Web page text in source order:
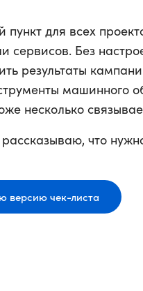
пункт для всех
сервисов. Без
результаты
машинного
несколько
что
версию чек-листа